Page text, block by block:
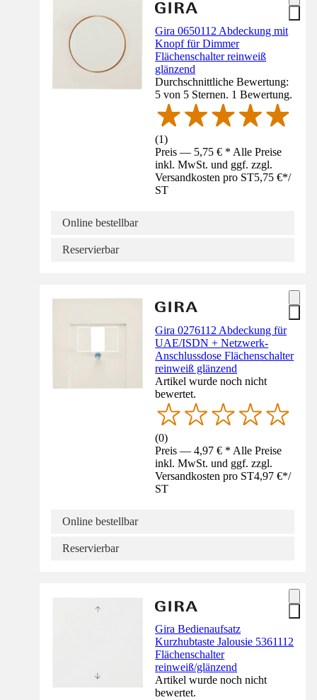
Gira 0650112 Abdeckung mit
Knopf für Dimmer
Flächenschalter reinweiß
glänzend
Durchschnittliche Bewertung:
5 von 5 Sternen. 1 Bewertung.
(1)
Preis — 5,75 € * Alle Preise
inkl. MwSt. und ggf. zzgl.
Versandkosten pro ST5,75 €*/
ST
Online bestellbar
Reservierbar
Gira 0276112 Abdeckung für
UAE/ISDN + Netzwerk-
Anschlussdose Flächenschalter
reinweiß glänzend
Artikel wurde noch nicht
bewertet.
(0)
Preis — 4,97 € * Alle Preise
inkl. MwSt. und ggf. zzgl.
Versandkosten pro ST4,97 €*/
ST
Online bestellbar
Reservierbar
Gira Bedienaufsatz
Kurzhubtaste Jalousie 5361112
Flächenschalter
reinweiß/glänzend
Artikel wurde noch nicht
bewertet.